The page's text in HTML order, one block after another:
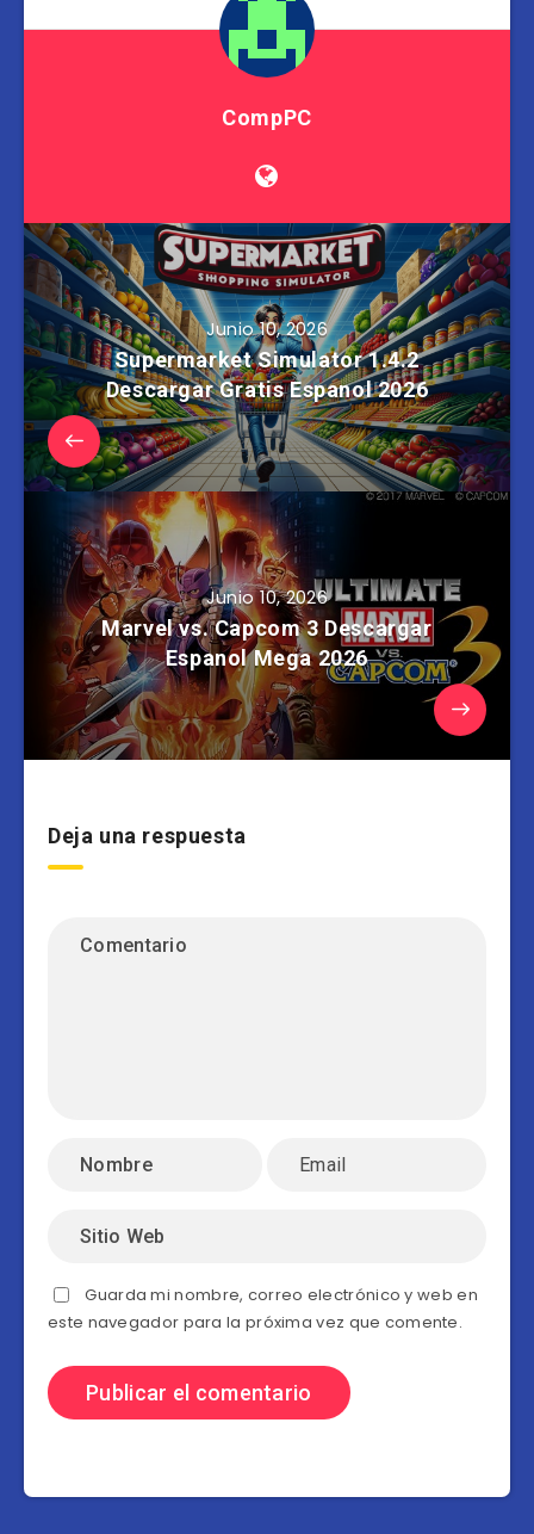
CompPC
Junio 10, 2026
Supermarket Simulator 1.4.2
Descargar Gratis Espanol 2026
Junio 10, 2026
Marvel vs. Capcom 3 Descargar
Espanol Mega 2026
Deja una respuesta
Guarda mi nombre, correo electrónico y web en
este navegador para la próxima vez que comente.